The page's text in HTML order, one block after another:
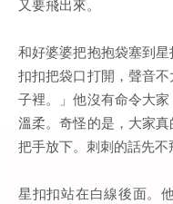
又要飛出來。
和好婆婆把抱抱袋塞到
扣扣把袋口打開，聲音
子裡。」他沒有命令大
溫柔。奇怪的是，大家
把手放下。刺刺的話先不
星扣扣站在白線後面。